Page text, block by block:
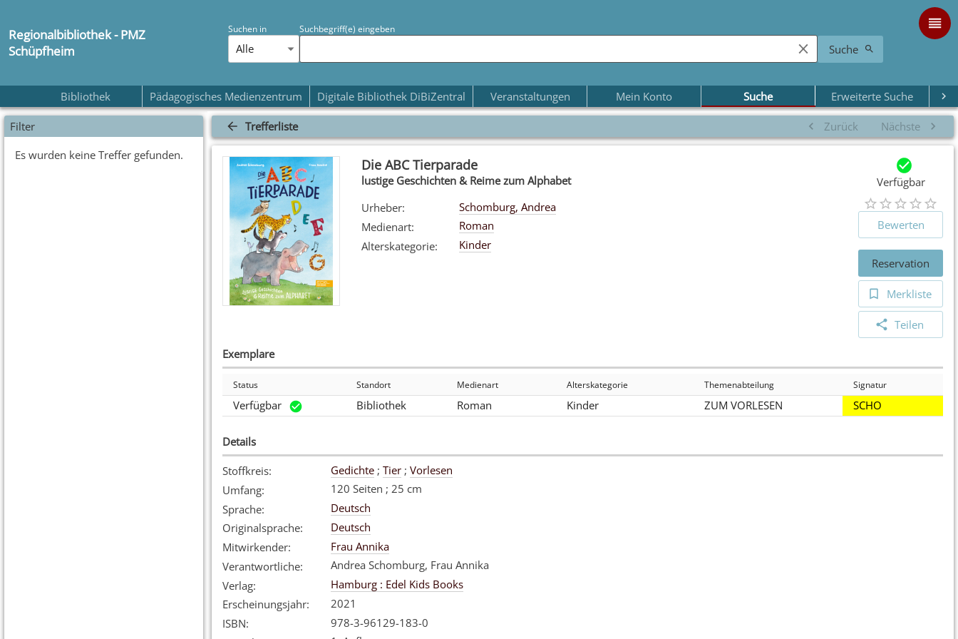
Regionalbibliothek - PMZ
Schüpfheim
Suchen in
Alle
Suchbegriff(e) eingeben
Suche
Bibliothek Pädagogisches Medienzentrum Digitale Bibliothek DiBiZentral Veranstaltungen Mein Konto Suche Erweiterte Suche
Filter
Es wurden keine Treffer gefunden.
Trefferliste Zurück Nächste
Die ABC Tierparade
lustige Geschichten & Reime zum Alphabet
Urheber:
Schomburg, Andrea
Medienart:
Roman
Alterskategorie: Kinder
Verfügbar
Bewerten
Reservation
Merkliste
Teilen
Exemplare
Status Standort Medienart Alterskategorie Themenabteilung Signatur
Verfügbar Bibliothek Roman Kinder ZUM VORLESEN SCHO
Details
Stoffkreis: Gedichte ; Tier ; Vorlesen
Umfang:
120 Seiten ; 25 cm
Sprache:
Deutsch
Originalsprache:
Deutsch
Mitwirkender:
Frau Annika
Verantwortliche:
Andrea Schomburg, Frau Annika
Verlag:
Hamburg : Edel Kids Books
Erscheinungsjahr:
2021
ISBN:
978-3-96129-183-0